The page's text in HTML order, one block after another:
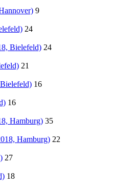
9
24
Bielefeld) 24
21
16
16
Hamburg) 35
Hamburg) 22
27
18